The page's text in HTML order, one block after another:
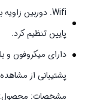
پایین تنظیم کرد.
دارای میکروفون و
پشتیبانی از